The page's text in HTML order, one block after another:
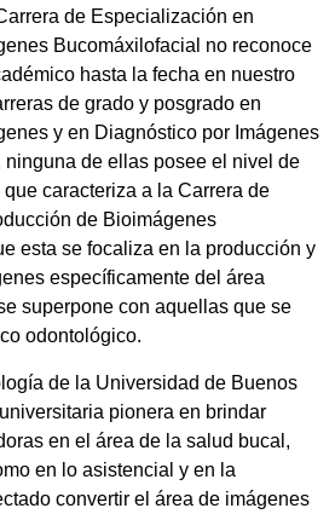
de Especialización en
Bucomáxilofacial no reconoce
hasta la fecha en nuestro
de grado y posgrado en
y en Diagnóstico por Imágenes
de ellas posee el nivel de
caracteriza a la Carrera de
de Bioimágenes
esta se focaliza en la producción y
específicamente del área
superpone con aquellas que se
odontológico.
de la Universidad de Buenos
pionera en brindar
en el área de la salud bucal,
en lo asistencial y en la
convertir el área de imágenes